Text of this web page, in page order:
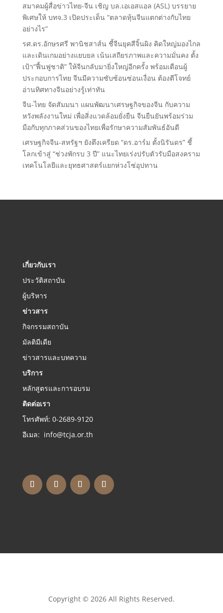
สมาคมผู้สื่อข่าวไทย-จีน เชิญ บล.เอเอสแอล (ASL) บรรยาย
พิเศษให้ บทจ.3 เปิดประเด็น “ตลาดหุ้นจีนแตกต่างกับไทย
อย่างไร”
รศ.ดร.อักษรศรี พานิชสาส์น ชี้จีนยุคสีจิ้นผิง คิดใหญ่มองไกล
และเดินเกมอย่างแยบยล เน้นเสถียรภาพและความมั่นคง ตั้ง
เป้า“ฟื้นฟูชาติ” ให้จีนกลับมายิ่งใหญ่อีกครั้ง พร้อมเตือนผู้
ประกอบการไทย จีนมีความซับซ้อนซ่อนเงื่อน ต้องตีโจทย์
อ่านทิศทางจีนอย่างรู้เท่าทัน
จีน-ไทย จัดสัมมนา แผนพัฒนาเศรษฐกิจของจีน กับความ
หวังพลังงานใหม่ เพื่อสิ่งแวดล้อมยั่งยืน จีนยืนยันพร้อมร่วม
มือกับทุกภาคส่วนของไทยเพื่อรักษาความสัมพันธ์อันดี
เศรษฐกิจจีน-สหรัฐฯ ยังตึงเครียด “ดร.อาร์ม ตั้งนิรันดร” ชี้
โลกเข้าสู่ “ช่วงพักรบ 3 ปี” แนะไทยเร่งปรับตัวรับมือสงคราม
เทคโนโลยีและยุทธศาสตร์แยกห่วงโซ่อุปทาน
เกี่ยวกับเรา
ประวัติสถาบัน
ผู้บริหาร
ข่าวสาร
กิจกรรมสถาบัน
มัลติมีเดีย
ข่าวสารและบทความ
บริการ
หลักสูตรและการอบรม
ติดต่อเรา
โทรศัพท์: 0-2689-9120
อีเมล: info@tcja.or.th
Copyright © 2026 All Rights Reserved.